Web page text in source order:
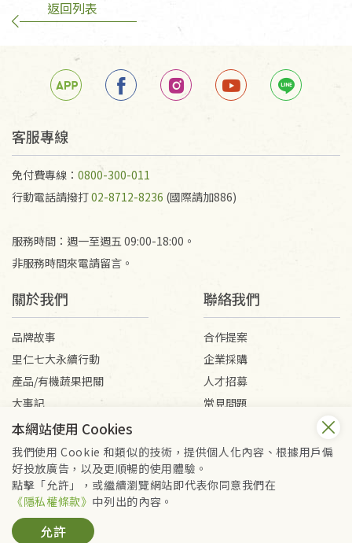
返回列表
客服專線
免付費專線： 0800-300-011
行動電話請撥打02-8712-8236 (國際請加886)
服務時間：週一至週五 09:00-18:00。
非服務時間來電請留言。
關於我們
品牌故事
里仁七大永續行動
產品/有機蔬果把關
大事記
媒體報導
聯絡我們
合作提案
企業採購
人才招募
常見問題
會員服務條款
隱私權政策
Copyright © 2026 里仁事業股份有限公司(統編：16301262) /
里仁網購股份有限公司(統編：25149752)
本網站使用 Cookies
我們使用 Cookie 和類似的技術，提供個人化內容、根據用戶偏
好投放廣告，以及更順暢的使用體驗。
點擊「允許」，或繼續瀏覽網站即代表你同意我們在
《隱私權條款》 中列出的內容。
允許